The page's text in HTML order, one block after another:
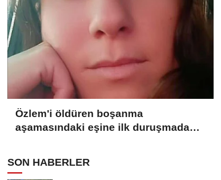
Özlem'i öldüren boşanma
aşamasındaki eşine ilk duruşmada
SON HABERLER